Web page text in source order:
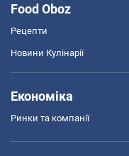
Food Oboz
Рецепти
Новини Кулінарії
Економіка
Ринки та компанії